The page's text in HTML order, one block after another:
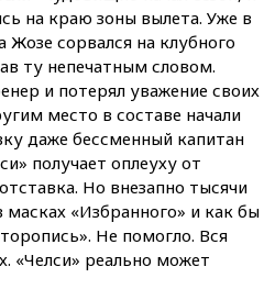
на краю зоны вылета. Уже в
сорвался на клубного
ту непечатным словом.
и потерял уважение своих
место в составе начали
даже бессменный капитан
получает оплеуху от
Но внезапно тысячи
«Избранного» и как бы
Не помогло. Вся
«Челси» реально может